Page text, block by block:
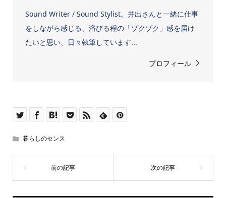
Sound Writer / Sound Stylist。井出さんと一緒に仕事
をしながら感じる、浴びる程の「ゾクゾク」感を届け
たいと思い、日々執筆しています...
プロフィール
暮らしのセンス